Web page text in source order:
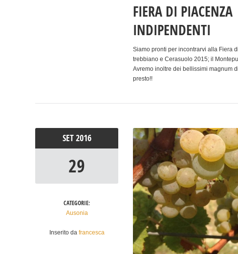
FIERA DI
INDIPENDENTI
Siamo pronti per incontrarvi alla Fiera
trebbiano e Cerasuolo 2015; il
Avremo inoltre dei bellissimi magnum
presto!!
SET2016
29
CATEGORIE:
Ausonia
Inserito da francesca